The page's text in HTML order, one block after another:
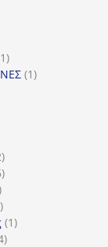
11
προϊόν
11
2
προϊόντα
6
προϊόντα
11
4